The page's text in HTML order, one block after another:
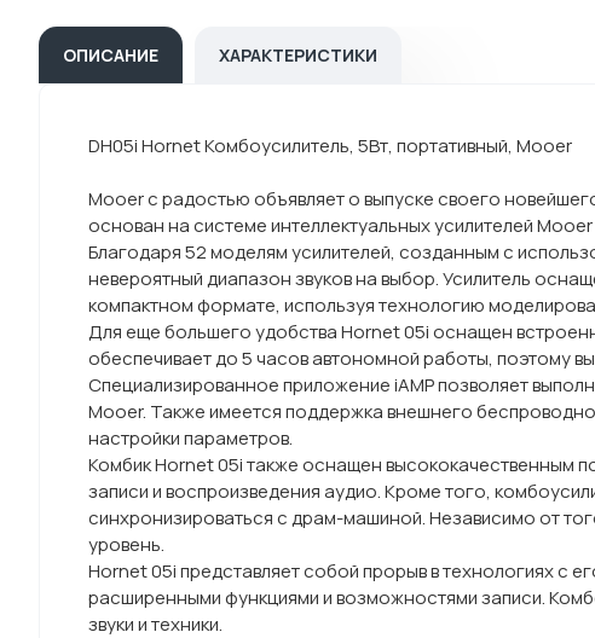
ОПИСАНИЕ ХАРАКТЕРИСТИКИ
DH05i Hornet Комбоусилитель, 5Вт, портативный, Mooer
Mooer с радостью объявляет о выпуске своего
основан на системе интеллектуальных усилителей
Благодаря 52 моделям усилителей, созданным с
невероятный диапазон звуков на выбор. Усилитель
компактном формате, используя технологию
Для еще большего удобства Hornet 05i оснащен
обеспечивает до 5 часов автономной работы, поэтому
Специализированное приложение iAMP позволяет
Mooer. Также имеется поддержка внешнего
настройки параметров.
Комбик Hornet 05i также оснащен высококачественным
записи и воспроизведения аудио. Кроме того,
синхронизироваться с драм-машиной. Независимо от
уровень.
Hornet 05i представляет собой прорыв в технологиях с
расширенными функциями и возможностями записи.
звуки и техники.